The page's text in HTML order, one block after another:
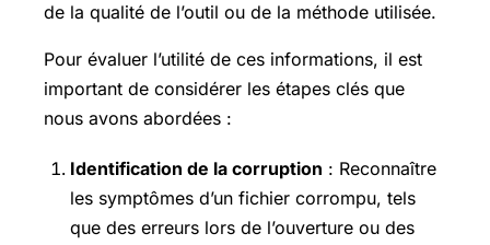
de la qualité de l’outil ou de la méthode utilisée.
Pour évaluer l’utilité de ces informations, il est
important de considérer les étapes clés que
nous avons abordées :
Identification de la corruption : Reconnaître
les symptômes d’un fichier corrompu, tels
que des erreurs lors de l’ouverture ou des